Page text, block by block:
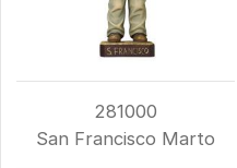
281000
San Francisco Marto